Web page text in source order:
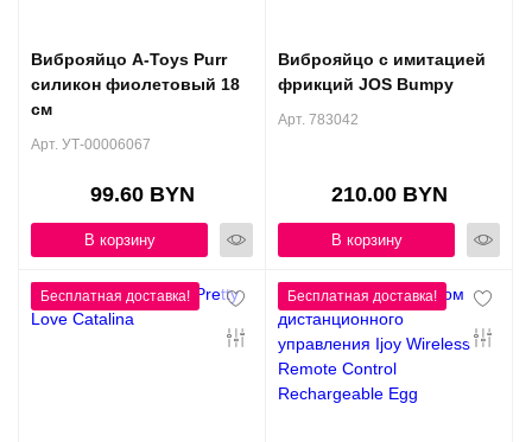
Виброяйцо A-Toys Purr
силикон фиолетовый 18
см
Арт. УТ-00006067
99.60 BYN
В корзину
Виброяйцо с имитацией
фрикций JOS Bumpy
Арт. 783042
210.00 BYN
В корзину